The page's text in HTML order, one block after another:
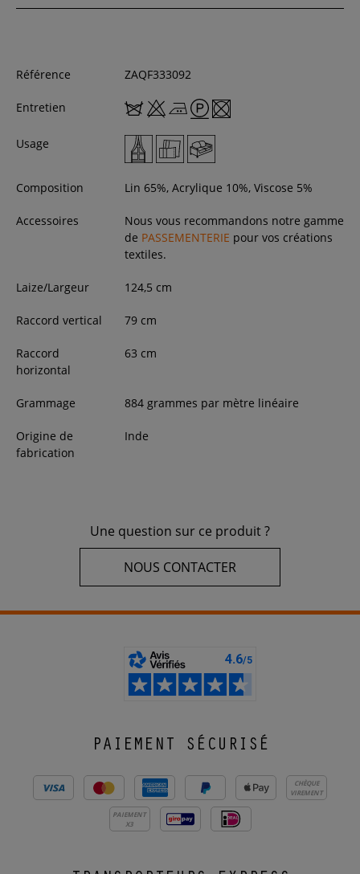
Référence ZAQF333092
Entretien
Usage
Composition Lin 65%, Acrylique 10%, Viscose 5%
Accessoires
Nous vous recommandons notre gamme
de PASSEMENTERIE pour vos créations
textiles.
Laize/Largeur 124,5 cm
Raccord vertical 79 cm
Raccord
horizontal
63 cm
Grammage 884 grammes par mètre linéaire
Origine de
fabrication
Inde
Une question sur ce produit ?
NOUS CONTACTER
PAIEMENT SÉCURISÉ
CHÈQUE
VIREMENT
PAIEMENT
X3